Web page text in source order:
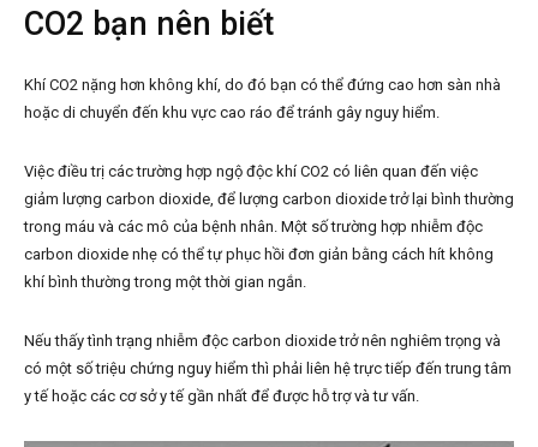
CO2 bạn nên biết
Khí CO2 nặng hơn không khí, do đó bạn có thể đứng cao hơn sàn nhà
hoặc di chuyển đến khu vực cao ráo để tránh gây nguy hiểm.
Việc điều trị các trường hợp ngộ độc khí CO2 có liên quan đến việc
giảm lượng carbon dioxide, để lượng carbon dioxide trở lại bình thường
trong máu và các mô của bệnh nhân. Một số trường hợp nhiễm độc
carbon dioxide nhẹ có thể tự phục hồi đơn giản bằng cách hít không
khí bình thường trong một thời gian ngắn.
Nếu thấy tình trạng nhiễm độc carbon dioxide trở nên nghiêm trọng và
có một số triệu chứng nguy hiểm thì phải liên hệ trực tiếp đến trung tâm
y tế hoặc các cơ sở y tế gần nhất để được hỗ trợ và tư vấn.